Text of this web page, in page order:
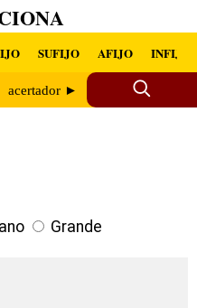
SUFIJO AFIJO INFIJO
acertador ►
Grande